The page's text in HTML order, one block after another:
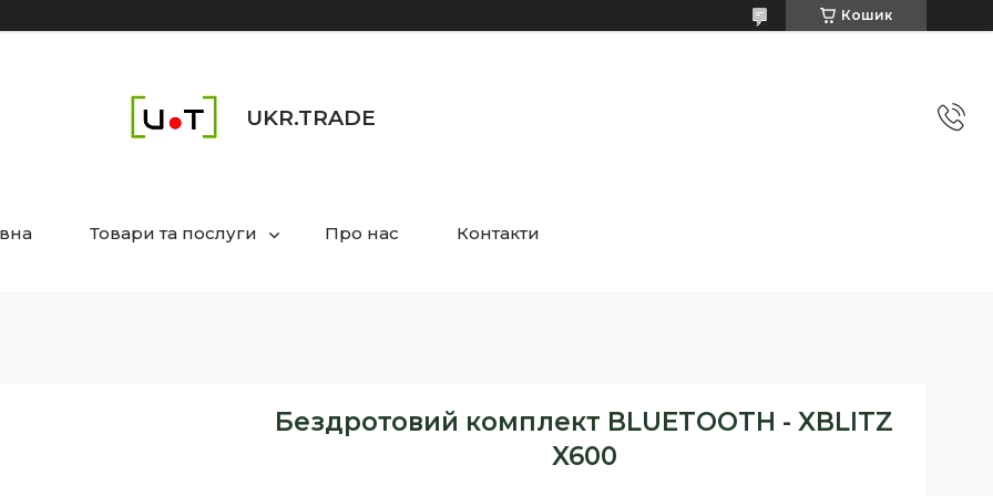
Кошик
UKR.TRADE
Товари та послуги Про нас Контакти
Бездротовий комплект BLUETOOTH - XBLITZ
X600